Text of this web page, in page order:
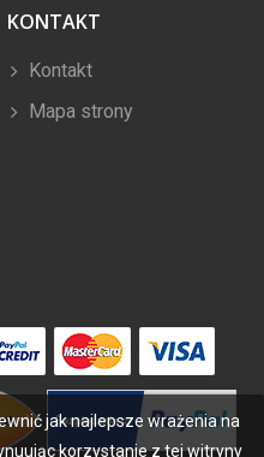
KONTAKT
Kontakt
Mapa strony
jak najlepsze wrażenia na
korzystanie z tej witryny